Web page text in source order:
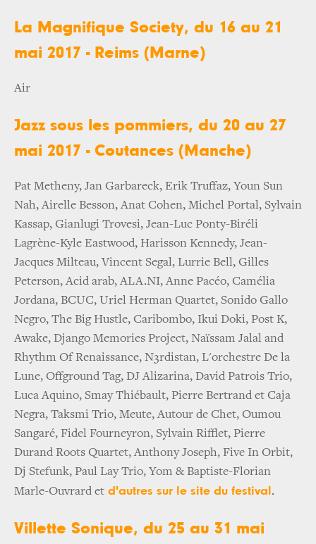
La Magnifique Society, du 16 au 21
mai 2017 - Reims (Marne)
Air
Jazz sous les pommiers, du 20 au 27
mai 2017 - Coutances (Manche)
Pat Metheny, Jan Garbareck, Erik Truffaz, Youn Sun
Nah, Airelle Besson, Anat Cohen, Michel Portal, Sylvain
Kassap, Gianlugi Trovesi, Jean-Luc Ponty-Biréli
Lagrène-Kyle Eastwood, Harisson Kennedy, Jean-
Jacques Milteau, Vincent Segal, Lurrie Bell, Gilles
Peterson, Acid arab, ALA.NI, Anne Pacéo, Camélia
Jordana, BCUC, Uriel Herman Quartet, Sonido Gallo
Negro, The Big Hustle, Caribombo, Ikui Doki, Post K,
Awake, Django Memories Project, Naïssam Jalal and
Rhythm Of Renaissance, N3rdistan, L'orchestre De la
Lune, Offground Tag, DJ Alizarina, David Patrois Trio,
Luca Aquino, Smay Thiébault, Pierre Bertrand et Caja
Negra, Taksmi Trio, Meute, Autour de Chet, Oumou
Sangaré, Fidel Fourneyron, Sylvain Rifflet, Pierre
Durand Roots Quartet, Anthony Joseph, Five In Orbit,
Dj Stefunk, Paul Lay Trio, Yom & Baptiste-Florian
Marle-Ouvrard et d'autres sur le site du festival .
Villette Sonique, du 25 au 31 mai